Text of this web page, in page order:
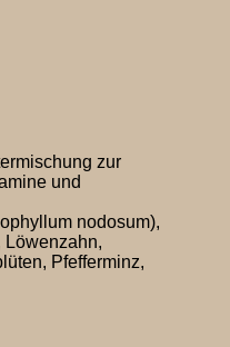
zur
und
nodosum),
Löwenzahn,
Pfefferminz,